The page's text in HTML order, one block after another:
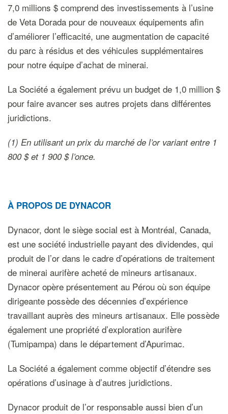
7,0 millions $ comprend des investissements à l’usine
de Veta Dorada pour de nouveaux équipements afin
d’améliorer l’efficacité, une augmentation de capacité
du parc à résidus et des véhicules supplémentaires
pour notre équipe d’achat de minerai.
La Société a également prévu un budget de 1,0 million $
pour faire avancer ses autres projets dans différentes
juridictions.
(1) En utilisant un prix du marché de l’or variant entre 1
800 $ et 1 900 $ l’once.
À PROPOS DE DYNACOR
Dynacor, dont le siège social est à Montréal, Canada,
est une société industrielle payant des dividendes, qui
produit de l’or dans le cadre d’opérations de traitement
de minerai aurifère acheté de mineurs artisanaux.
Dynacor opère présentement au Pérou où son équipe
dirigeante possède des décennies d’expérience
travaillant auprès des mineurs artisanaux. Elle possède
également une propriété d’exploration aurifère
(Tumipampa) dans le département d’Apurimac.
La Société a également comme objectif d’étendre ses
opérations d’usinage à d’autres juridictions.
Dynacor produit de l’or responsable aussi bien d’un